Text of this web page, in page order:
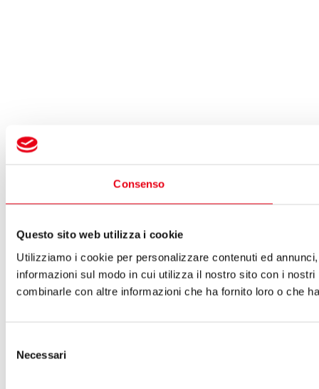
Consenso
Questo sito web utilizza i cookie
Utilizziamo i cookie per personalizzare contenuti ed
informazioni sul modo in cui utilizza il nostro sito con i
combinarle con altre informazioni che ha fornito loro o che
delNecessari